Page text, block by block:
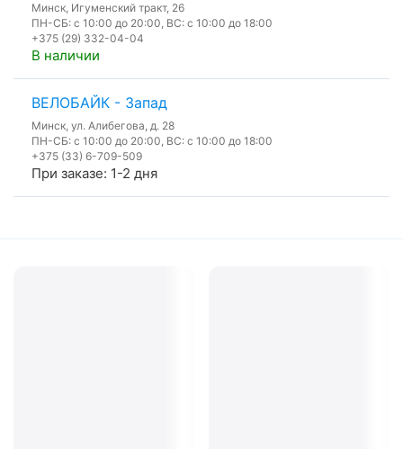
Минск, Игуменский тракт, 26
ПН-СБ: с 10:00 до 20:00, ВС: с 10:00 до 18:00
+375 (29) 332-04-04
В наличии
ВЕЛОБАЙК - Запад
Минск, ул. Алибегова, д. 28
ПН-СБ: с 10:00 до 20:00, ВС: с 10:00 до 18:00
+375 (33) 6-709-509
При заказе: 1-2 дня